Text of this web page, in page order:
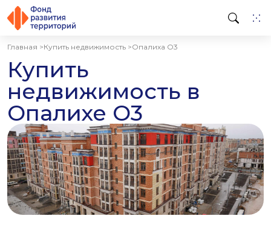
Главная >Купить недвижимость >Опалиха О3
Купить
недвижимость в
Опалихе О3